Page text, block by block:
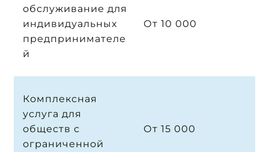
обслуживание для
индивидуальных
предпринимателе
й
От 10 000
Комплексная
услуга для
обществ с
ограниченной
От 15 000